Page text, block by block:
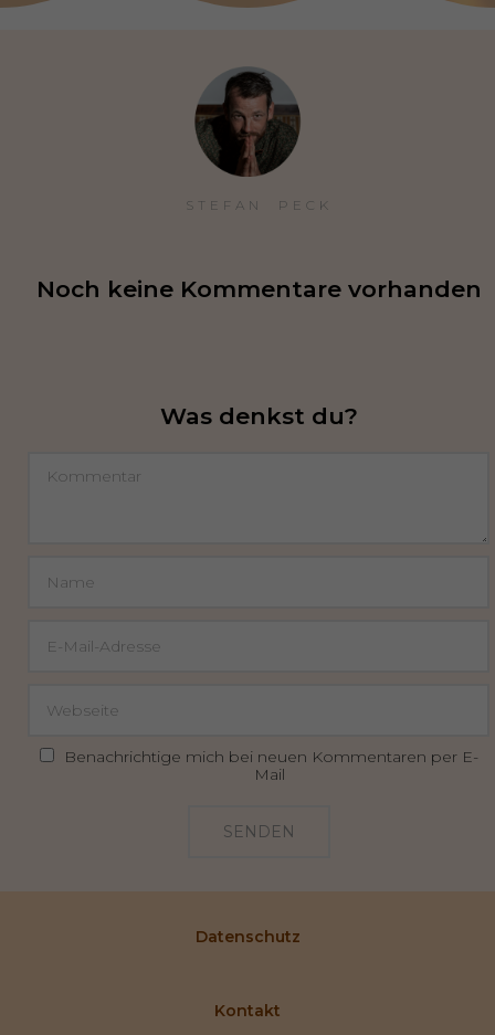
STEFAN  PECK
Noch keine Kommentare vorhanden
Was denkst du?
Benachrichtige mich bei neuen Kommentaren per E-
Mail
SENDEN
Datenschutz
Kontakt